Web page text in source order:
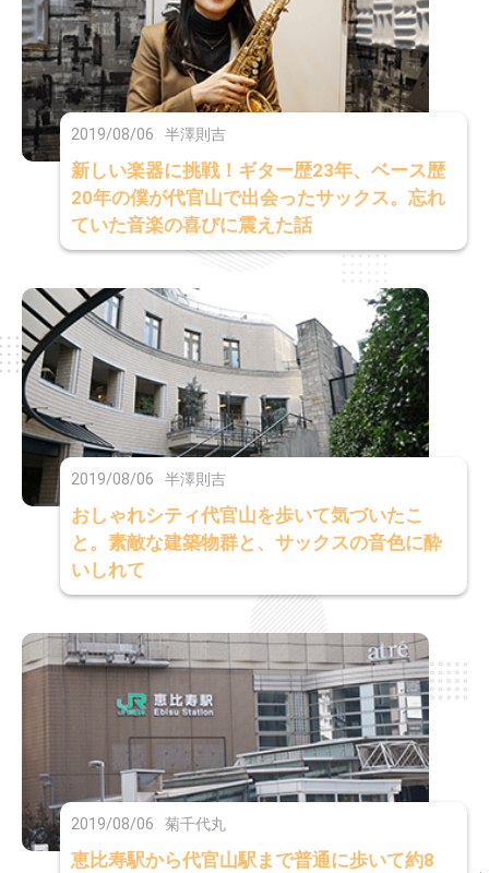
2019/08/06 半澤則吉
新しい楽器に挑戦！ギター歴23年、ベース歴
20年の僕が代官山で出会ったサックス。忘れ
ていた音楽の喜びに震えた話
2019/08/06 半澤則吉
おしゃれシティ代官山を歩いて気づいたこ
と。素敵な建築物群と、サックスの音色に酔
いしれて
2019/08/06 菊千代丸
恵比寿駅から代官山駅まで普通に歩いて約8